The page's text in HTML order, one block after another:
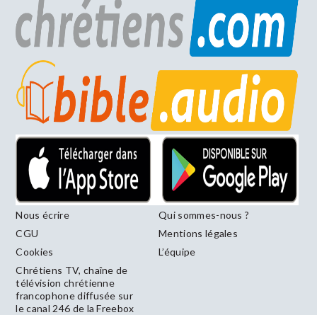
Nous écrire
Qui sommes-nous ?
CGU
Mentions légales
Cookies
L’équipe
Chrétiens TV, chaîne de
télévision chrétienne
francophone diffusée sur
le canal 246 de la Freebox